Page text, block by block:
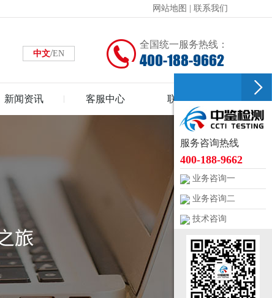
网站地图 联系我们
全国统一服务热线：
400-188-9662
中文/EN
新闻资讯 客服中心 联系中鉴
服务咨询热线
400-188-9662
业务咨询一
业务咨询二
技术咨询